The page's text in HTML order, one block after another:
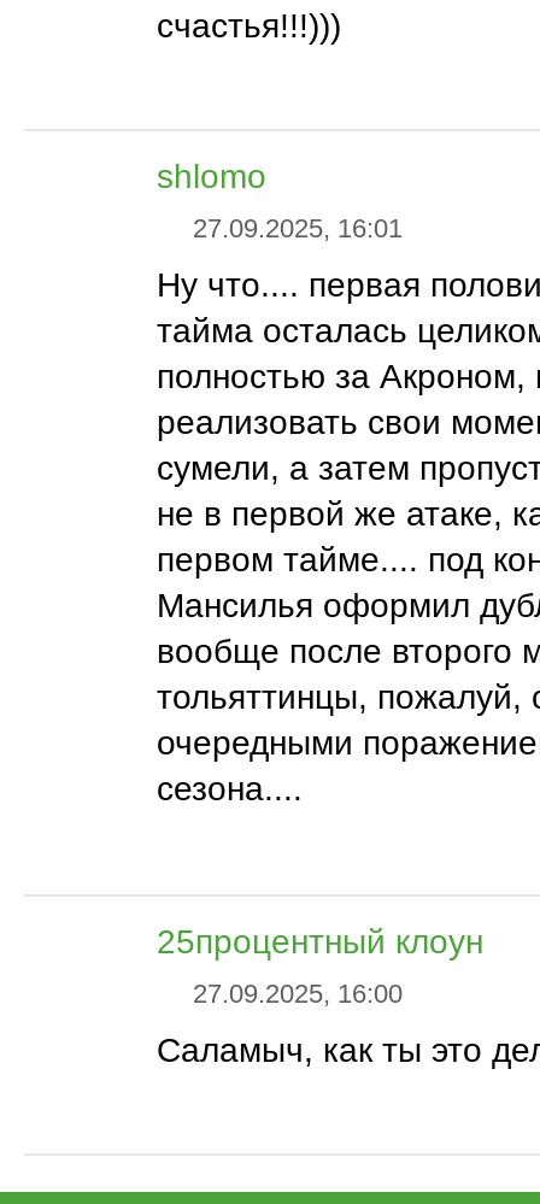
счастья!!!)))
shlomo
27.09.2025, 16:01
Ну что.... первая
тайма осталась
полностью за Акроном,
реализовать свои
сумели, а затем
не в первой же атаке,
первом тайме.... под
Мансилья оформил
вообще после второго
тольяттинцы, пожалуй,
очередными
сезона....
25процентный клоун
27.09.2025, 16:00
Саламыч, как ты это